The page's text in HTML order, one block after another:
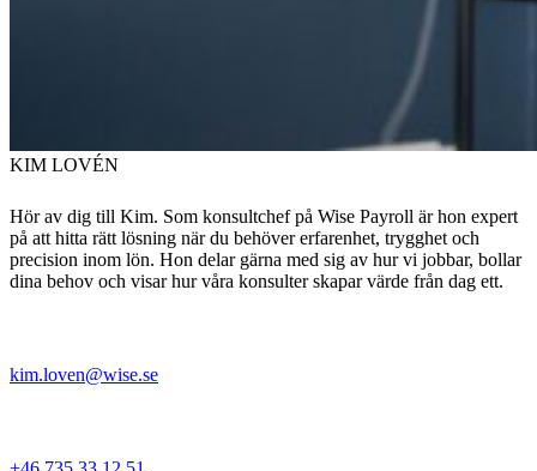
KIM LOVÉN
Hör av dig till Kim. Som konsultchef på Wise Payroll är hon expert
på att hitta rätt lösning när du behöver erfarenhet, trygghet och
precision inom lön. Hon delar gärna med sig av hur vi jobbar, bollar
dina behov och visar hur våra konsulter skapar värde från dag ett.
kim.loven@wise.se